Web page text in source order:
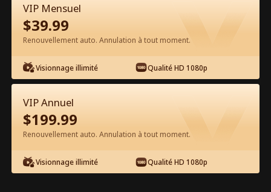
Épisode 53 - La Femme Survivante
Vengeresse Film complet
1-50 51-85 Tous les épisodes
VIP Mensuel
$39.99
Renouvellement auto. Annulation à tout moment.
Visionnage illimité Qualité HD 1080p
VIP Annuel
$199.99
Renouvellement auto. Annulation à tout moment.
Visionnage illimité Qualité HD 1080p